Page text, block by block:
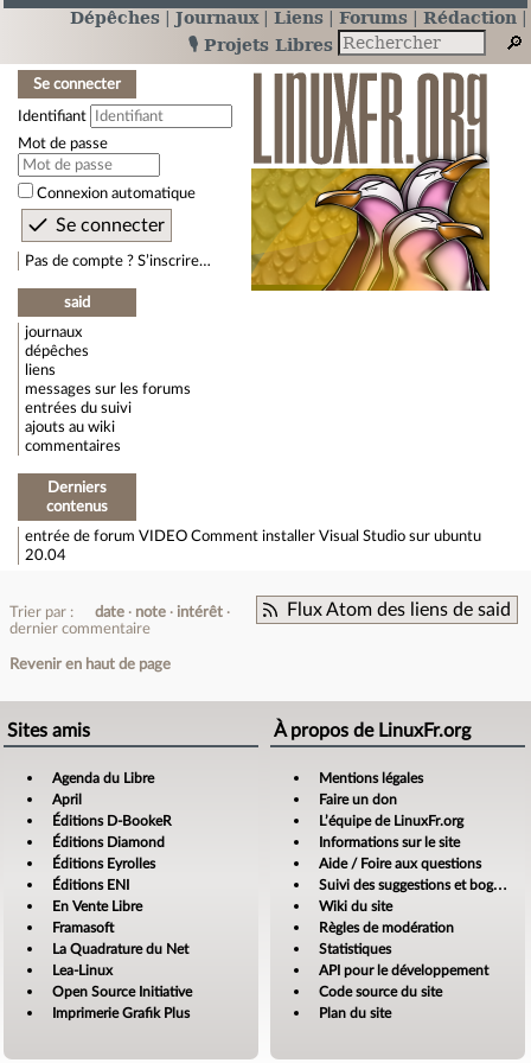
Dépêches Journaux Liens Forums
Rédaction
🎙️ Projets Libres
Se connecter
Identifiant
Mot de passe
Connexion automatique
Pas de compte ? S’inscrire…
said
journaux
dépêches
liens
messages sur les forums
entrées du suivi
ajouts au wiki
commentaires
Derniers
contenus
entrée de forum VIDEO Comment installer Visual Studio sur ubuntu
20.04
Flux Atom des liens de said
Trier par : date note
intérêt
dernier commentaire
Revenir en haut de page
Sites amis
Agenda du Libre
April
Éditions D-BookeR
Éditions Diamond
Éditions Eyrolles
Éditions ENI
En Vente Libre
Framasoft
La Quadrature du Net
Lea-Linux
Open Source Initiative
Imprimerie Grafik Plus
À propos de LinuxFr.org
Mentions légales
Faire un don
L’équipe de LinuxFr.org
Informations sur le site
Aide / Foire aux questions
Suivi des suggestions et bogues
Wiki du site
Règles de modération
Statistiques
API pour le développement
Code source du site
Plan du site